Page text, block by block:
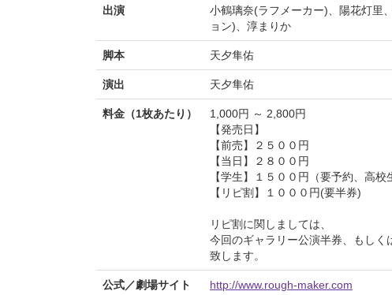
出演
小鶴璃奈(ラフメーカー)、陽花灯里
ョン)、淳まりか
脚本 天夕隼佑
演出 天夕隼佑
料金（1枚あたり）
1,000円 ～ 2,800円
【発売日】
【前売】２５００円
【当日】２８００円
【学生】１５００円（要予約、高校
【リピ割】１０００円(要半券)
リピ割に関しましては、
今回のギャラリー公演半券、もし
致します。
公式／劇場サイト http://www.rough-maker.com